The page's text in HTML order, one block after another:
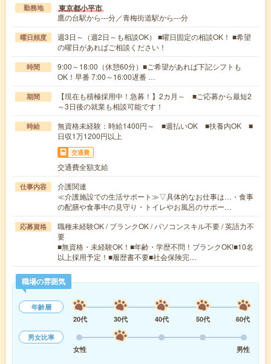
勤務地 東京都小平市
鷹の台駅から---分／青梅街道駅から---分
曜日頻度
週3日～（週2日～も相談OK） ■曜日固定の相談OK！ ■希望
の曜日があればご相談ください！
時間
9:00～18:00（休憩60分）■ご希望があれば下記シフトも
OK！早番 7:00～16:00遅番 …
期間
【現在も積極採用中！急募！】2カ月～ ■ご応募から最短2
～3日後の就業も相談可能です！
時給
無資格未経験：時給1400円～ ■週払いOK ■扶養内OK ■
日収1万1200円以上
交通費
交通費全額支給
仕事内容
介護関連
≪介護施設での生活サポート≫▽具体的なお仕事は…・食事
の配膳や食事中の見守り・トイレやお風呂のサポー…
応募資格
職種未経験OK / ブランクOK / パソコンスキル不要 / 英語力不
要
■無資格・未経験OK！■年齢・学歴不問！ブランクOK!■10名
以上採用予定！■履歴書不要■社会保険完…
職場の雰囲気
年齢層
20代
30代 40代 50代
60代
男女比率
女性
男性